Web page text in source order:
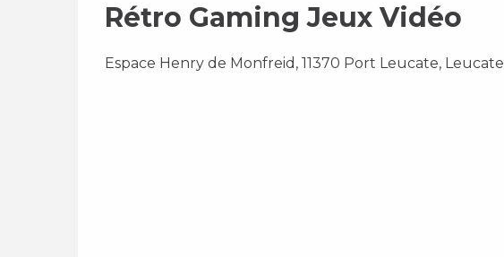
Rétro Gaming Jeux Vidéo
Espace Henry de Monfreid, 11370 Port Leucate, Leucate